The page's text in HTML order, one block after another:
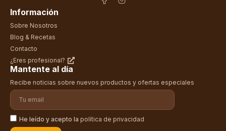
Información
Sobre Nosotros
Blog & Recetas
Contacto
¿Eres profesional?
Mantente al día
Recibe noticias sobre nuevos productos y ofertas especiales
He leído y acepto la política de privacidad